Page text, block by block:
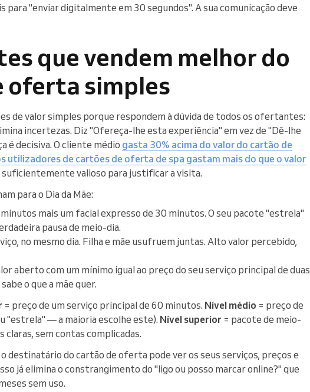
para "enviar digitalmente em 30 segundos". A sua comunicação deve
que vendem melhor do
oferta simples
de valor simples porque respondem à dúvida de todos os ofertantes:
incertezas. Diz "Ofereça-lhe esta experiência" em vez de "Dê-lhe
é decisiva. O cliente médio gasta 30% acima do valor do cartão de
utilizadores de cartões de oferta de spa gastam mais do que o valor
suficientemente valioso para justificar a visita.
para o Dia da Mãe:
mais um facial expresso de 30 minutos. O seu pacote "estrela"
pausa de meio-dia.
no mesmo dia. Filha e mãe usufruem juntas. Alto valor percebido,
aberto com um mínimo igual ao preço do seu serviço principal de duas
o que a mãe quer.
= preço de um serviço principal de 60 minutos. Nível médio = preço de
"estrela" — a maioria escolhe este). Nível superior = pacote de meio-
sem contas complicadas.
destinatário do cartão de oferta pode ver os seus serviços, preços e
já elimina o constrangimento do "ligo ou posso marcar online?" que
sem uso.